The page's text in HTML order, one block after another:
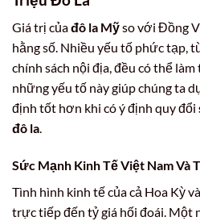
Giá trị củađô la Mỹso với Đồng
hằng số. Nhiều yếu tố phức tạp,
chính sách nội địa, đều có thể
những yếu tố này giúp chúng ta
định tốt hơn khi có ý định quy đổi
đô la.
Sức Mạnh Kinh Tế Việt Nam Và
Tình hình kinh tế của cả Hoa Kỳ
trực tiếp đến tỷ giá hối đoái. Một